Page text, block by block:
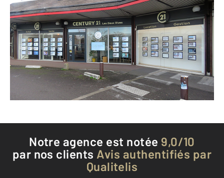
CENTURY 21 Les Deux Rives
Centre Commercial du Val de Seine
VERNOUILLET - 78540
Envoyer un message
Téléphoner à l'agence
Notre agence est notée 9,0/10
par nos clients Avis authentifiés par
Qualitelis